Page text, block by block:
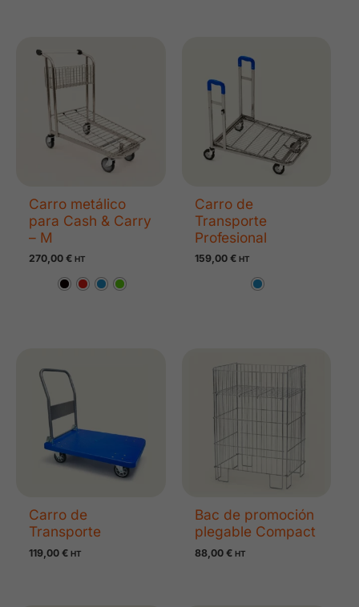
Carro metálico
para Cash & Carry
– M
270,00€ HT
Carro de
Transporte
Profesional
159,00 € HT
Carro de
Transporte
119,00€ HT
Bac de promoción
plegable Compact
88,00 € HT